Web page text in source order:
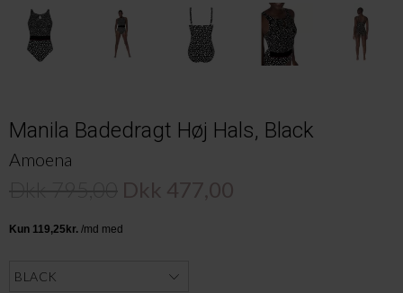
Manila Badedragt Høj Hals, Black
Amoena
Dkk 477,00